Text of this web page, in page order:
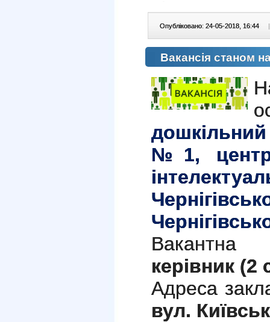
Опубліковано: 24-05-2018, 16:44 |
Вакансія станом
№1, центр
керівник (2
Адреса
вул.